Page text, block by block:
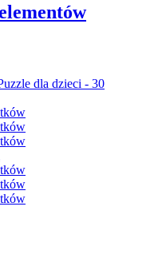
dla dzieci - 30